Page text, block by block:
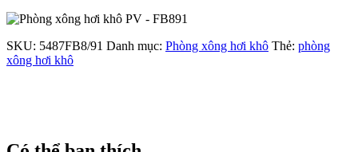
SKU: 5487FB8/91 Danh mục: Phòng xông hơi khô Thẻ: phòng
xông hơi khô